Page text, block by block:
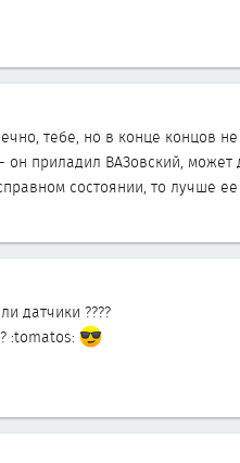
тебе, но в конце концов
приладил ВАЗовский, может
состоянии, то лучше
датчики ????
:tomatos: